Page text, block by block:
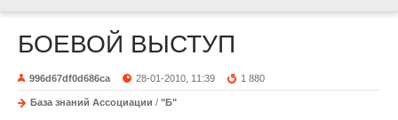
БОЕВОЙ ВЫСТУП
996d67df0d686ca 28-01-2010, 11:39 1 880
База знаний Ассоциации / "Б"